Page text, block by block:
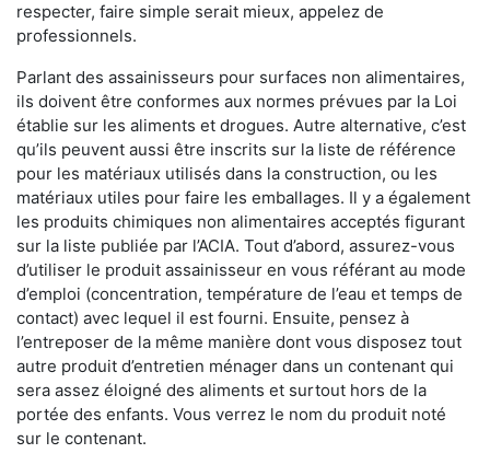
respecter, faire simple serait mieux, appelez de
professionnels.
Parlant des assainisseurs pour surfaces non alimentaires,
ils doivent être conformes aux normes prévues par la Loi
établie sur les aliments et drogues. Autre alternative, c’est
qu’ils peuvent aussi être inscrits sur la liste de référence
pour les matériaux utilisés dans la construction, ou les
matériaux utiles pour faire les emballages. Il y a également
les produits chimiques non alimentaires acceptés figurant
sur la liste publiée par l’ACIA. Tout d’abord, assurez-vous
d’utiliser le produit assainisseur en vous référant au mode
d’emploi (concentration, température de l’eau et temps de
contact) avec lequel il est fourni. Ensuite, pensez à
l’entreposer de la même manière dont vous disposez tout
autre produit d’entretien ménager dans un contenant qui
sera assez éloigné des aliments et surtout hors de la
portée des enfants. Vous verrez le nom du produit noté
sur le contenant.